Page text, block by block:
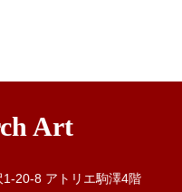
Art
20-8 アトリエ駒澤4階